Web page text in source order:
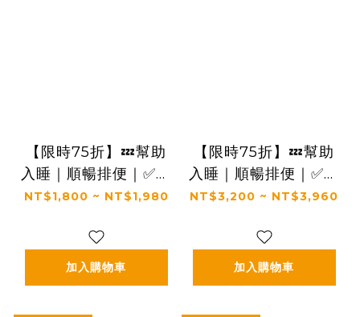
【限時75折】💤幫助
入睡｜順暢排便｜✅正
品保證｜【太陽星】全
(3g*30包*1盒)
NT$1,800 ~ NT$1,980
加入購物車
【限時75折】💤幫助
入睡｜順暢排便｜✅正
品保證｜【太陽星】全
(3g*30包*2盒)
NT$3,200 ~ NT$3,960
加入購物車